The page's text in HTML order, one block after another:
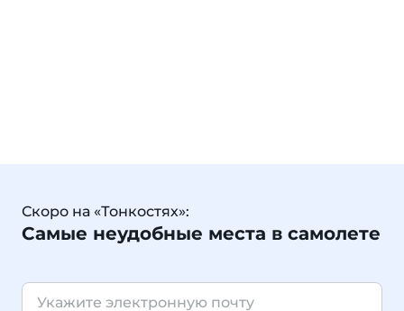
Скоро на «Тонкостях»:
Самые неудобные места в самолете